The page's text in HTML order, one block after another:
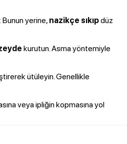
Bunun yerine, nazikçe sıkıpdüz
kurutun. Asma yöntemiyle
ütüleyin. Genellikle
veya ipliğin kopmasına yol